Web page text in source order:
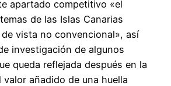
apartado competitivo «el
de las Islas Canarias
vista no convencional», así
investigación de algunos
queda reflejada después en la
añadido de una huella